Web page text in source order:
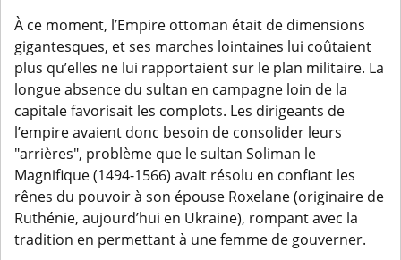
À ce moment, l’Empire ottoman était de dimensions
gigantesques, et ses marches lointaines lui coûtaient
plus qu’elles ne lui rapportaient sur le plan militaire. La
longue absence du sultan en campagne loin de la
capitale favorisait les complots. Les dirigeants de
l’empire avaient donc besoin de consolider leurs
"arrières", problème que le sultan Soliman le
Magnifique (1494-1566) avait résolu en confiant les
rênes du pouvoir à son épouse Roxelane (originaire de
Ruthénie, aujourd’hui en Ukraine), rompant avec la
tradition en permettant à une femme de gouverner.